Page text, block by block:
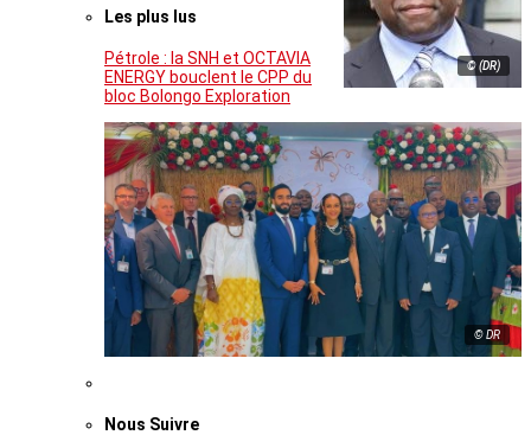
© (DR)
Les plus lus
Pétrole : la SNH et OCTAVIA
ENERGY bouclent le CPP du
bloc Bolongo Exploration
© DR
Nous Suivre